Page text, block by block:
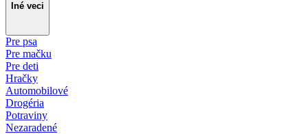
Iné veci
Pre psa
Pre mačku
Pre deti
Hračky
Automobilové
Drogéria
Potraviny
Nezaradené